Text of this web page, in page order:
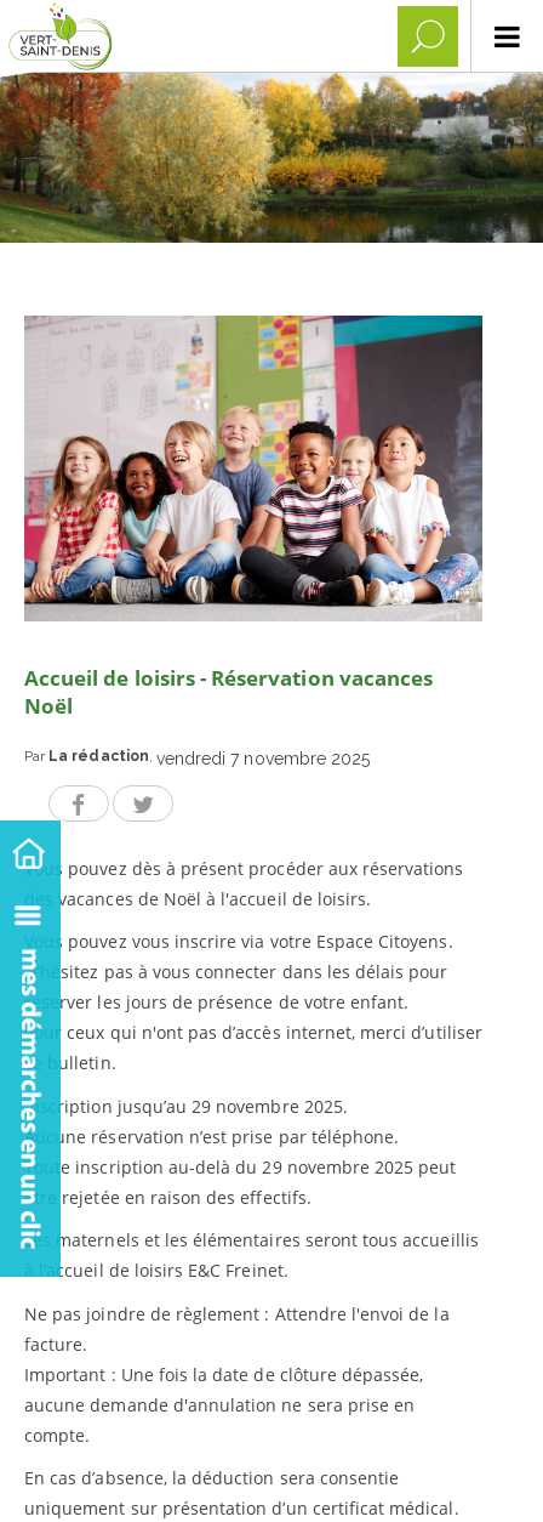
Accueil de loisirs - Réservation vacances
Noël
Par La rédaction vendredi 7 novembre 2025
Vous pouvez dès à présent procéder aux réservations
des vacances de Noël à l'accueil de loisirs.
Vous pouvez vous inscrire via votre Espace Citoyens.
N’hésitez pas à vous connecter dans les délais pour
réserver les jours de présence de votre enfant.
Pour ceux qui n'ont pas d’accès internet, merci d’utiliser
ce bulletin.
Inscription jusqu’au 29 novembre 2025.
Aucune réservation n’est prise par téléphone.
Toute inscription au-delà du 29 novembre 2025 peut
être rejetée en raison des effectifs.
Les maternels et les élémentaires seront tous accueillis
à l’accueil de loisirs E&C Freinet.
Ne pas joindre de règlement : Attendre l'envoi de la
facture.
Important : Une fois la date de clôture dépassée,
aucune demande d'annulation ne sera prise en
compte.
En cas d’absence, la déduction sera consentie
uniquement sur présentation d’un certificat médical.